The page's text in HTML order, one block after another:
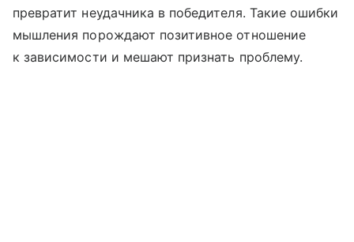
превратит неудачника в победителя. Такие ошибки
мышления порождают позитивное отношение
к зависимости и мешают признать проблему.